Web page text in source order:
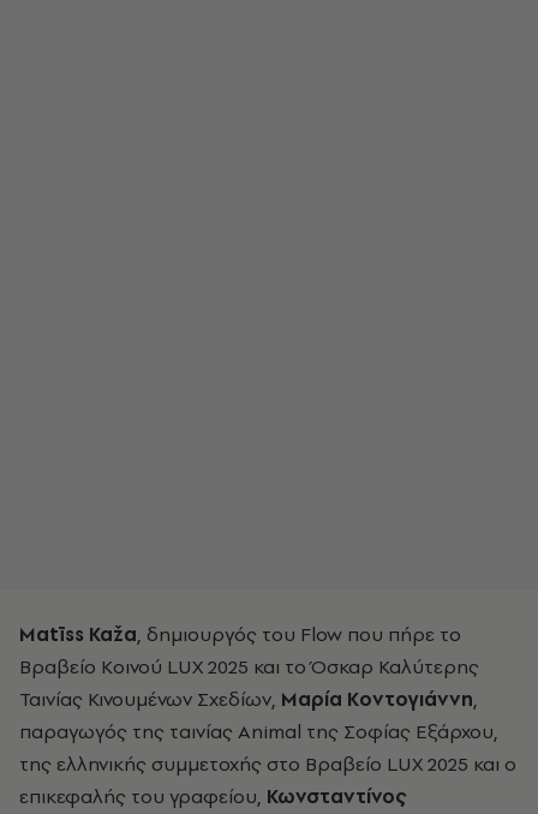
Matīss Kaža, δημιουργός του Flow που πήρε το
Βραβείο Κοινού LUX 2025 και το Όσκαρ Καλύτερης
Ταινίας Κινουμένων Σχεδίων, Μαρία Κοντογιάννη,
παραγωγός της ταινίας Animal της Σοφίας Εξάρχου,
της ελληνικής συμμετοχής στο Βραβείο LUX 2025 και ο
επικεφαλής του γραφείου, Κωνσταντίνος